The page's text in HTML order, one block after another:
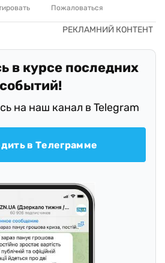
Пожаловаться
в курсе последних
событий!
на наш канал в Telegram
в Телеграмме